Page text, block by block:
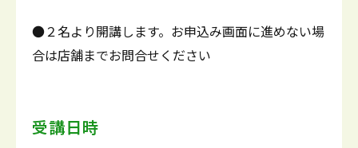
●２名より開講します。お申込み画面に進めない場
合は店舗までお問合せください
受講日時